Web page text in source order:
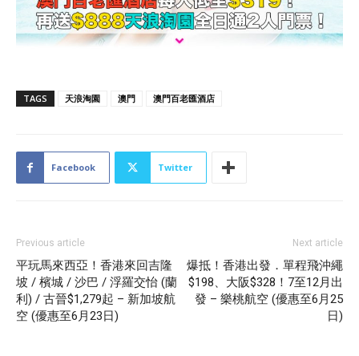
TAGS 天浪淘園 澳門 澳門百老匯酒店
Facebook Twitter
Previous article
平玩馬來西亞！香港來回吉隆
坡 / 檳城 / 沙巴 / 浮羅交怡 (蘭
利) / 古晉$1,279起 – 新加坡航
空 (優惠至6月23日)
Next article
爆抵！香港出發．單程飛沖繩
$198、大阪$328！7至12月出
發 – 樂桃航空 (優惠至6月25
日)